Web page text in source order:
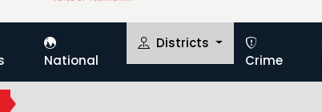
National
Districts
Crime